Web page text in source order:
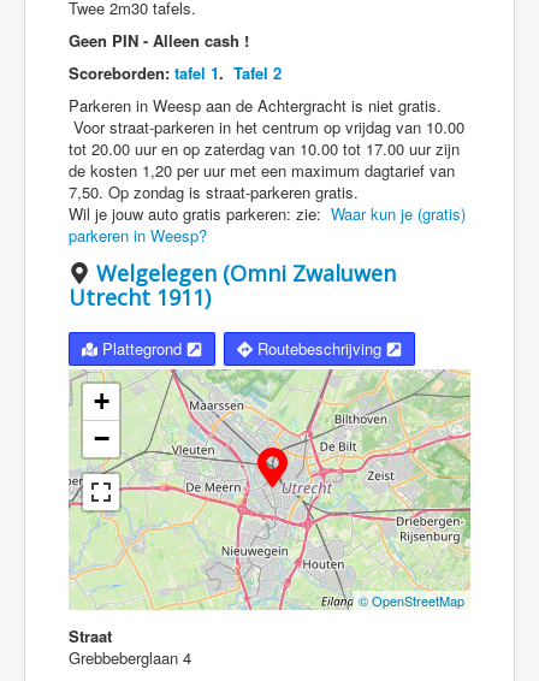
Twee 2m30 tafels.
Geen PIN - Alleen cash !
Scoreborden: tafel 1. Tafel 2
Parkeren in Weesp aan de Achtergracht is niet gratis.
Voor straat-parkeren in het centrum op vrijdag van 10.00
tot 20.00 uur en op zaterdag van 10.00 tot 17.00 uur zijn
de kosten 1,20 per uur met een maximum dagtarief van
7,50. Op zondag is straat-parkeren gratis.
Wil je jouw auto gratis parkeren: zie: Waar kun je (gratis)
parkeren in Weesp?
Welgelegen (Omni Zwaluwen
Utrecht 1911)
Plattegrond Routebeschrijving
+
−
© OpenStreetMap
Straat
Grebbeberglaan 4